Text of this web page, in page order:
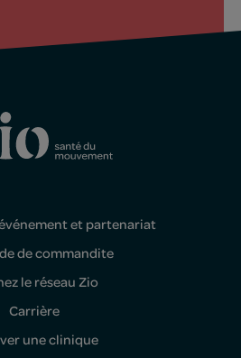
et partenariat
de commandite
le réseau Zio
Carrière
une clinique